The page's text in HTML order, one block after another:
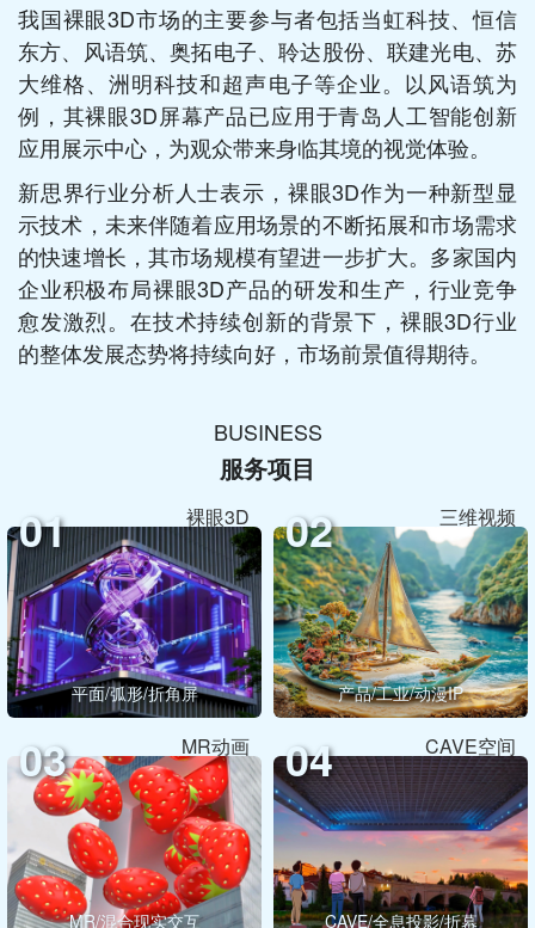
我国裸眼3D市场的主要参与者包括当虹科技、恒信
东方、风语筑、奥拓电子、聆达股份、联建光电、苏
大维格、洲明科技和超声电子等企业。以风语筑为
例，其裸眼3D屏幕产品已应用于青岛人工智能创新
应用展示中心，为观众带来身临其境的视觉体验。
新思界行业分析人士表示，裸眼3D作为一种新型显
示技术，未来伴随着应用场景的不断拓展和市场需求
的快速增长，其市场规模有望进一步扩大。多家国内
企业积极布局裸眼3D产品的研发和生产，行业竞争
愈发激烈。在技术持续创新的背景下，裸眼3D行业
的整体发展态势将持续向好，市场前景值得期待。
BUSINESS
服务项目
01 裸眼3D
平面/弧形/折角屏
02 三维视频
产品/工业/动漫IP
03 MR动画
MR/混合现实交互
04 CAVE空间
CAVE/全息投影/折幕